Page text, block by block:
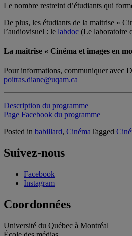
Le nombre restreint d’étudiants qui
De plus, les étudiants de la maitrise «
l’audiovisuel : le labdoc (Le laboratoire
La maitrise « Cinéma et images en
Pour informations, communiquer avec
poitras.diane@uqam.ca
Description du programme
Page Facebook du programme
Posted in babillard, CinémaTagged
Suivez-nous
Facebook
Instagram
Coordonnées
Université du Québec à Montréal